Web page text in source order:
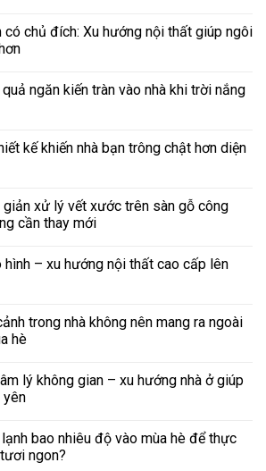
có chủ đích: Xu hướng nội thất giúp ngôi
ngăn kiến tràn vào nhà khi trời nắng
kế khiến nhà bạn trông chật hơn diện
giản xử lý vết xước trên sàn gỗ công
cần thay mới
hình – xu hướng nội thất cao cấp lên
trong nhà không nên mang ra ngoài
hè
lý không gian – xu hướng nhà ở giúp
yên
bao nhiêu độ vào mùa hè để thực
ngon?